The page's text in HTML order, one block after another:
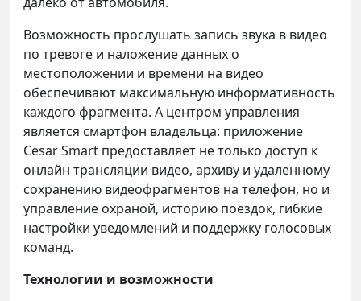
Возможность прослушать запись звука в видео
по тревоге и наложение данных о
местоположении и времени на видео
обеспечивают максимальную информативность
каждого фрагмента. А центром управления
является смартфон владельца: приложение
Cesar Smart предоставляет не только доступ к
онлайн трансляции видео, архиву и удаленному
сохранению видеофрагментов на телефон, но и
управление охраной, историю поездок, гибкие
настройки уведомлений и поддержку голосовых
команд.
Технологии и возможности